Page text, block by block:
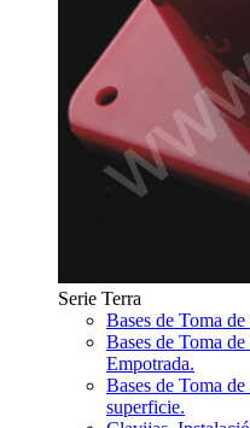
Serie Terra
Bases de Toma
Bases de Toma
Empotrada.
Bases de Toma
superficie.